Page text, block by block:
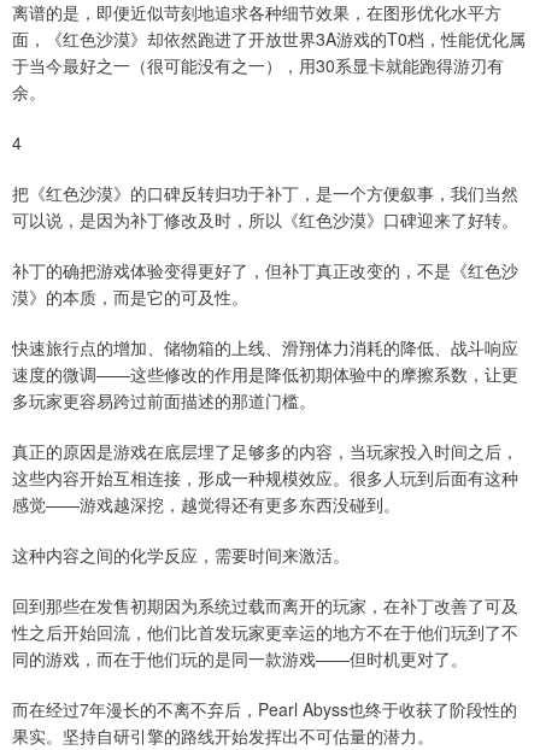
离谱的是，即便近似苛刻地追求各种细节效果，在图形优化水平方
面，《红色沙漠》却依然跑进了开放世界3A游戏的T0档，性能优化属
于当今最好之一（很可能没有之一），用30系显卡就能跑得游刃有
余。
4
把《红色沙漠》的口碑反转归功于补丁，是一个方便叙事，我们当然
可以说，是因为补丁修改及时，所以《红色沙漠》口碑迎来了好转。
补丁的确把游戏体验变得更好了，但补丁真正改变的，不是《红色沙
漠》的本质，而是它的可及性。
快速旅行点的增加、储物箱的上线、滑翔体力消耗的降低、战斗响应
速度的微调——这些修改的作用是降低初期体验中的摩擦系数，让更
多玩家更容易跨过前面描述的那道门槛。
真正的原因是游戏在底层埋了足够多的内容，当玩家投入时间之后，
这些内容开始互相连接，形成一种规模效应。很多人玩到后面有这种
感觉——游戏越深挖，越觉得还有更多东西没碰到。
这种内容之间的化学反应，需要时间来激活。
回到那些在发售初期因为系统过载而离开的玩家，在补丁改善了可及
性之后开始回流，他们比首发玩家更幸运的地方不在于他们玩到了不
同的游戏，而在于他们玩的是同一款游戏——但时机更对了。
而在经过7年漫长的不离不弃后，Pearl Abyss也终于收获了阶段性的
果实。坚持自研引擎的路线开始发挥出不可估量的潜力。